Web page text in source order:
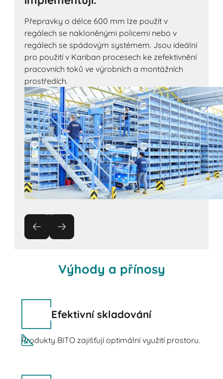
Přepravky o délce 600 mm lze použít v
regálech se nakloněnými policemi nebo v
regálech se spádovým systémem. Jsou ideální
pro použití v Kanban procesech ke zefektivnění
pracovních toků ve výrobních a montážních
prostředích.
Výhody a přínosy
Efektivní skladování
Produkty BITO zajišťují optimální využití prostoru.